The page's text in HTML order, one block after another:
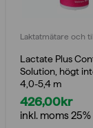
Laktatmätare och
Lactate Plus
Solution, högt
4,0-5,4 m
426,00kr
inkl. moms 25%